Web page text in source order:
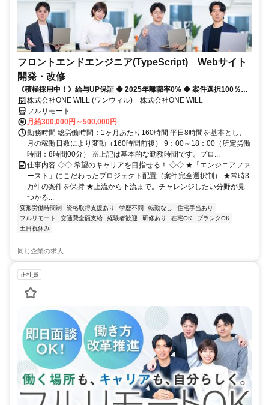
フロントエンドエンジニア(TypeScript) Webサイト
開発・改修
《積極採用中！》給与UP保証 ◆ 2025年離職率0% ◆ 案件選択100％！
◆ 平均残業7時間！
株式会社ONE WILL (ワンウィル) 株式会社ONE WILL
フルリモート
月給300,000円～500,000円
勤務時間 総労働時間：1ヶ月あたり160時間 平日8時間を基本とし、
月の稼働日数により変動（160時間前後） 9：00～18：00（所定労働
時間：8時間00分） ※上記は基本的な勤務時間です。プロ...
仕事内容 ◇◇ 希望のキャリアを目指せる！ ◇◇ ★「エンジニアファ
ースト」にこだわったプロジェクト配置（案件完全選択制） ★常時3
万件の案件を保持 ★上流から下流まで。チャレンジしたい分野が見
つかる...
変形労働時間制 資格取得支援あり 学歴不問 転勤なし
住宅手当あり
フルリモート
交通費全額支給 経験者歓迎 研修あり 在宅OK
ブランクOK
土日祝休み
同じ企業の求人
正社員